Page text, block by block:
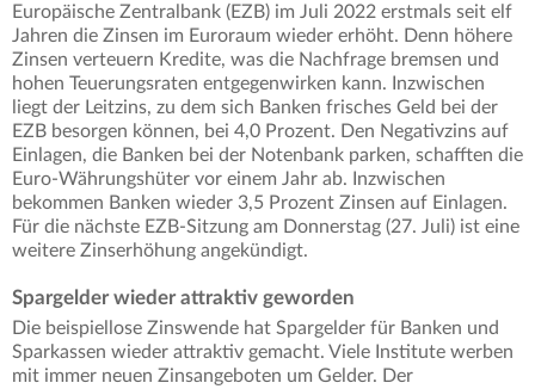
Europäische Zentralbank (EZB) im Juli 2022 erstmals seit elf
Jahren die Zinsen im Euroraum wieder erhöht. Denn höhere
Zinsen verteuern Kredite, was die Nachfrage bremsen und
hohen Teuerungsraten entgegenwirken kann. Inzwischen
liegt der Leitzins, zu dem sich Banken frisches Geld bei der
EZB besorgen können, bei 4,0 Prozent. Den Negativzins auf
Einlagen, die Banken bei der Notenbank parken, schafften die
Euro-Währungshüter vor einem Jahr ab. Inzwischen
bekommen Banken wieder 3,5 Prozent Zinsen auf Einlagen.
Für die nächste EZB-Sitzung am Donnerstag (27. Juli) ist eine
weitere Zinserhöhung angekündigt.
Spargelder wieder attraktiv geworden
Die beispiellose Zinswende hat Spargelder für Banken und
Sparkassen wieder attraktiv gemacht. Viele Institute werben
mit immer neuen Zinsangeboten um Gelder. Der